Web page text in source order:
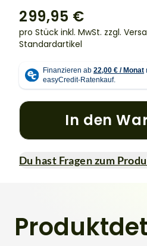
299,95 €
pro Stück inkl. MwSt. zzgl.
Standardartikel
In den
Du hast Fragen zum